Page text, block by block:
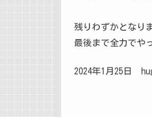
残りわずかとなり
最後まで全力でや
2024年1月25日